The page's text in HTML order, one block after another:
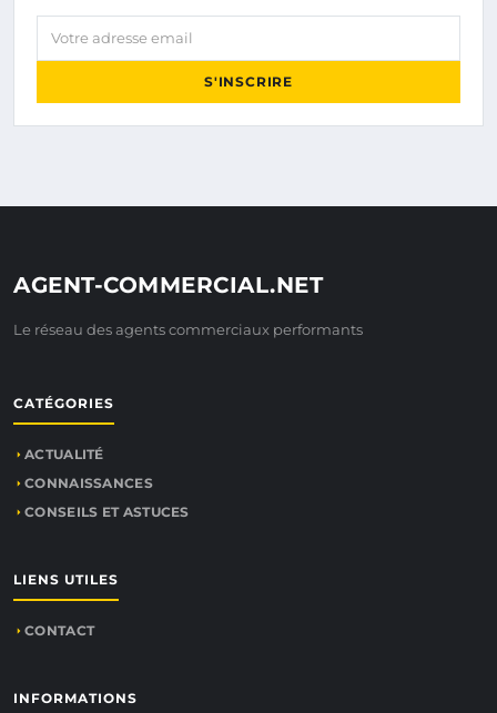
S'INSCRIRE
AGENT-COMMERCIAL.NET
Le réseau des agents commerciaux performants
CATÉGORIES
ACTUALITÉ
CONNAISSANCES
CONSEILS ET ASTUCES
LIENS UTILES
CONTACT
INFORMATIONS